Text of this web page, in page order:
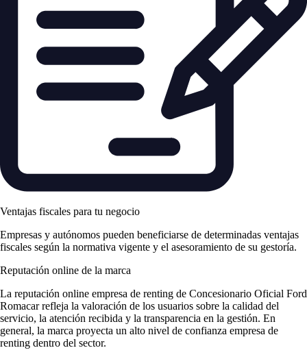
Ventajas fiscales para tu negocio
Empresas y autónomos pueden beneficiarse de determinadas ventajas
fiscales según la normativa vigente y el asesoramiento de su gestoría.
Reputación online de la marca
La reputación online empresa de renting de Concesionario Oficial Ford
Romacar refleja la valoración de los usuarios sobre la calidad del
servicio, la atención recibida y la transparencia en la gestión. En
general, la marca proyecta un alto nivel de confianza empresa de
renting dentro del sector.